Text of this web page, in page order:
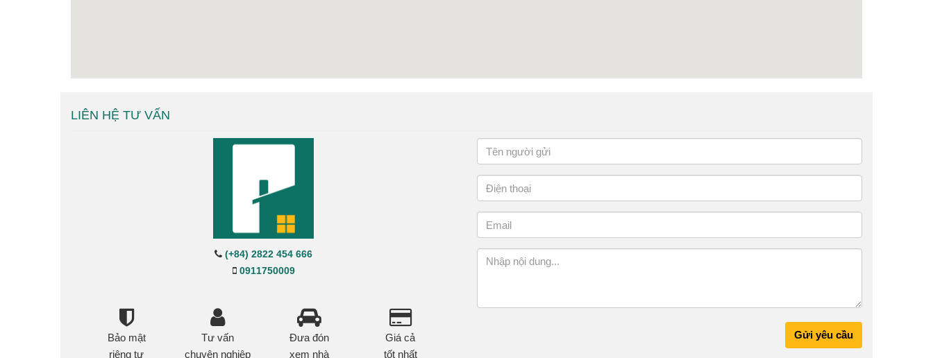
LIÊN HỆ TƯ VẤN
(+84) 2822 454 666
0911750009
Bảo mật
riêng tư
Tư vấn
chuyên nghiêp
Đưa đón
xem nhà
Giá cả
tốt nhất
Gửi yêu cầu